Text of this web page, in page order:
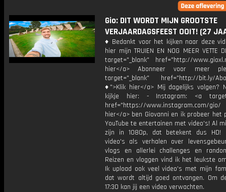
Gio: DIT WORDT MIJN GROOTSTE
VERJAARDAGSFEEST OOIT! (27
♦ Bedankt voor het kijken naar deze
hier mijn TRUIEN EN NOG MEER VETTE
target="_blank" href="http://
hier</a> Abonneer voor meer
target="_blank" href="http://bit.ly/
♦">Klik hier</a> Mij dagelijks volgen?
kijkje hier: - Instagram: <a
href="https://www.instagram.com/
hier</a> ben Giovanni en ik probeer het
YouTube te entertainen met video's! Al
zijn in 1080p, dat betekent dus HD!
video's als verhalen over
vlogs en allerlei challenges en
Reizen en vloggen vind ik het leukste
Ik upload ook veel video's met mijn
dat wordt altijd goed ontvangen. Om
17:30 kan jij een video verwachten.